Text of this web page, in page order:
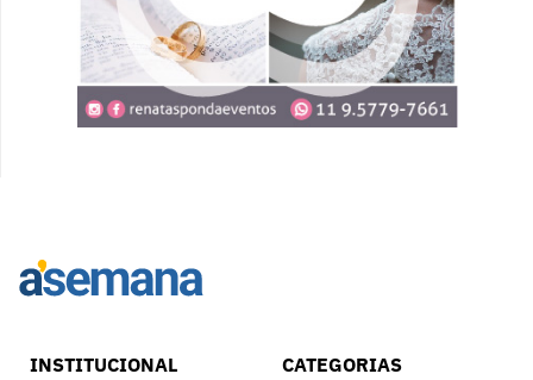
INSTITUCIONAL CATEGORIAS